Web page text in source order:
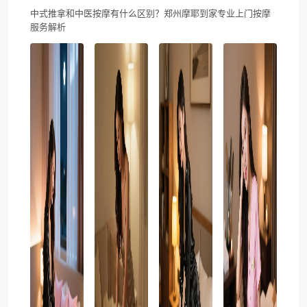
中式推拿和中医按摩有什么区别？郑州摩耶到家专业上门按摩
服务解析